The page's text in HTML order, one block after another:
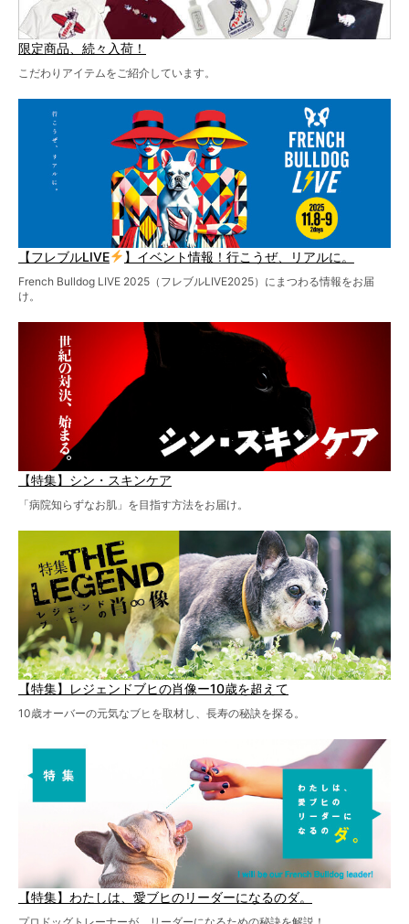
限定商品、続々入荷！
こだわりアイテムをご紹介しています。
【フレブルLIVE 】イベント情報！行こうぜ、リアルに。
French Bulldog LIVE 2025（フレブルLIVE2025）にまつわる情報をお届
け。
【特集】シン・スキンケア
「病院知らずなお肌」を目指す方法をお届け。
【特集】レジェンドブヒの肖像ー10歳を超えて
10歳オーバーの元気なブヒを取材し、長寿の秘訣を探る。
【特集】わたしは、愛ブヒのリーダーになるのダ。